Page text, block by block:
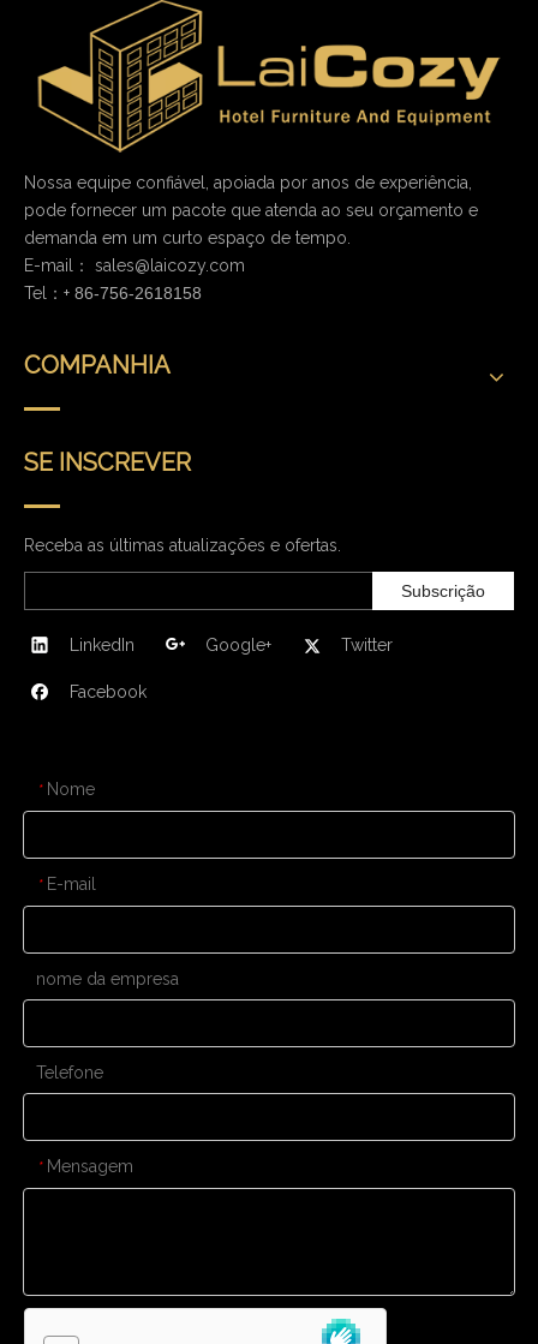
Nossa equipe confiável, apoiada por anos de experiência,
pode fornecer um pacote que atenda ao seu orçamento e
demanda em um curto espaço de tempo.
E-mail： sales@laicozy.com
Tel：+ 86-756-2618158
COMPANHIA
SE INSCREVER
Receba as últimas atualizações e ofertas.
Subscrição
LinkedIn Google+ Twitter
Facebook
* Nome
* E-mail
nome da empresa
Telefone
* Mensagem